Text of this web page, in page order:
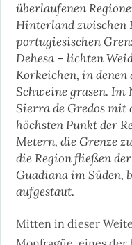
überlaufenen
Hinterland zwischen
portugiesischen
Dehesa – lichten
Korkeichen, in
Schweine grasen.
Sierra de Gredos mit
höchsten Punkt der
Metern, die Grenze
die Region fließen
Guadiana im Süden,
aufgestaut.
Mitten in dieser